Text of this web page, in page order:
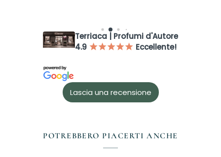
Terriaca | Profumi d'Autore
4.9 ¡¡¡¡¡ Eccellente!
Lascia una recensione
POTREBBERO PIACERTI ANCHE
Accedi al tuo account per aggiungere prodotti alla tua lista
dei desideri e visualizzare gli articoli salvati in precedenza.
Login